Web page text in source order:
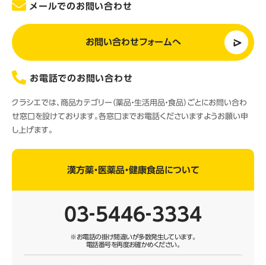
メールでのお問い合わせ
お問い合わせフォームへ
お電話でのお問い合わせ
クラシエでは、商品カテゴリー（薬品・生活用品・食品）ごとにお問い合わ
せ窓口を設けております。各窓口までお電話くださいますようお願い申
し上げます。
漢方薬・医薬品・健康食品について
03‐5446‐3334
※お電話の掛け間違いが多数発生しています。
電話番号を再度お確かめください。